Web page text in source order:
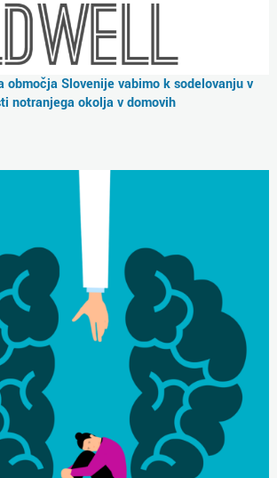
območja Slovenije vabimo k sodelovanju v
notranjega okolja v domovih